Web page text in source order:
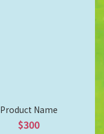
Product Name
$300